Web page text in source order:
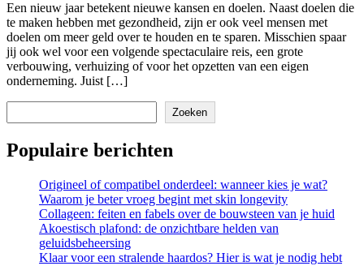
Een nieuw jaar betekent nieuwe kansen en doelen. Naast doelen die
te maken hebben met gezondheid, zijn er ook veel mensen met
doelen om meer geld over te houden en te sparen. Misschien spaar
jij ook wel voor een volgende spectaculaire reis, een grote
verbouwing, verhuizing of voor het opzetten van een eigen
onderneming. Juist […]
Zoeken
Populaire berichten
Origineel of compatibel onderdeel: wanneer kies je wat?
Waarom je beter vroeg begint met skin longevity
Collageen: feiten en fabels over de bouwsteen van je huid
Akoestisch plafond: de onzichtbare helden van
geluidsbeheersing
Klaar voor een stralende haardos? Hier is wat je nodig hebt